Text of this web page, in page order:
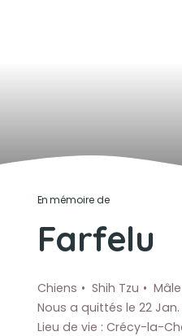
En mémoire de
Farfelu
Chiens Shih Tzu
Mâle
Nous a quittés le 22 Jan.
Lieu de vie : Crécy-la-